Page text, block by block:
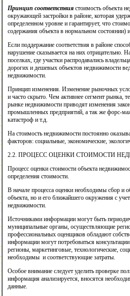
Принцип соответствия стоимость объекта
окружающей застройки в районе, которая
определенном уровне и гарантирует, что
содержания объекта в нормальном состоянии)
Если поддержание соответствия в районе
нарушение сказывается на них отрицательно.
поселках, где участки распродавались
дорогих и дешевых объектов недвижимости
недвижимости.
Принцип изменения. Изменение рыночных
и часто скрыто. Чем активнее сегмент рынка,
рынке недвижимости приводят изменения
промышленных предприятий, а так же форс-
катастроф и т.д.
На стоимость недвижимости постоянно
факторов: социальные, экономические,
2.2. ПРОЦЕСС ОЦЕНКИ СТОИМОСТИ
Процесс оценки стоимости объекта
определения стоимости.
В начале процесса оценки необходимы сбор и
объекта, но и его ближайшего окружения с
недвижимости.
Источниками информации могут быть
муниципальные органы, осуществляющие
профессиональных оценщиков обладают
информации могут потребоваться
регионы, маркетинговые, технологические,
необходимы и соответствующие затраты.
Особое внимание следует уделить проверке
информация анализируется, вносятся
данные.